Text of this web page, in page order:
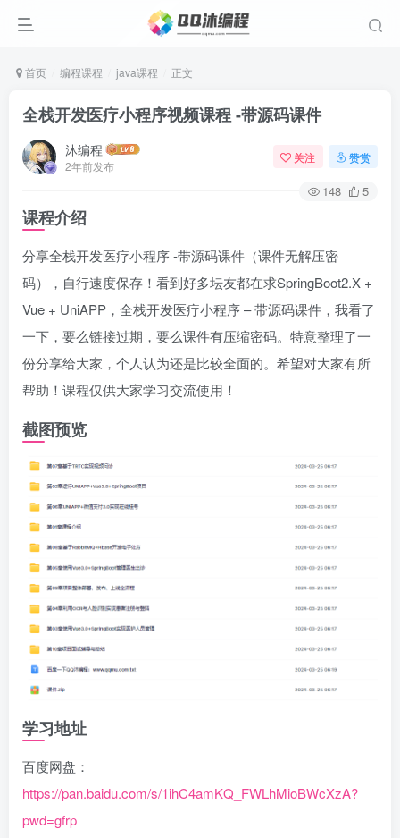
首页 编程课程 java课程 正文
全栈开发医疗小程序视频课程 -带源码课件
沐编程
2年前发布
关注 赞赏
148 5
课程介绍
分享全栈开发医疗小程序 -带源码课件（课件无解压密
码），自行速度保存！看到好多坛友都在求SpringBoot2.X +
Vue + UniAPP，全栈开发医疗小程序 – 带源码课件，我看了
一下，要么链接过期，要么课件有压缩密码。特意整理了一
份分享给大家，个人认为还是比较全面的。希望对大家有所
帮助！课程仅供大家学习交流使用！
截图预览
学习地址
百度网盘：
https://pan.baidu.com/s/1ihC4amKQ_FWLhMioBWcXzA?
pwd=gfrp